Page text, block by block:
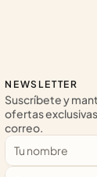
NEWSLETTER
Suscríbete y
ofertas
correo.